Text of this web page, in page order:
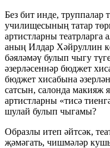
Без бит инде, труппалар
училищесының татар
артистларны
аның Илдар Хәйруллин
бәяләмәү булып чыгу
әзерләсеннәр бюджет
бюджет хисабына
сатсын, салонда макияж
артистларны «тисә
шулай булып чыгамы?
Образлы итеп әйтсәк,
җәмәгать, чишмәләр